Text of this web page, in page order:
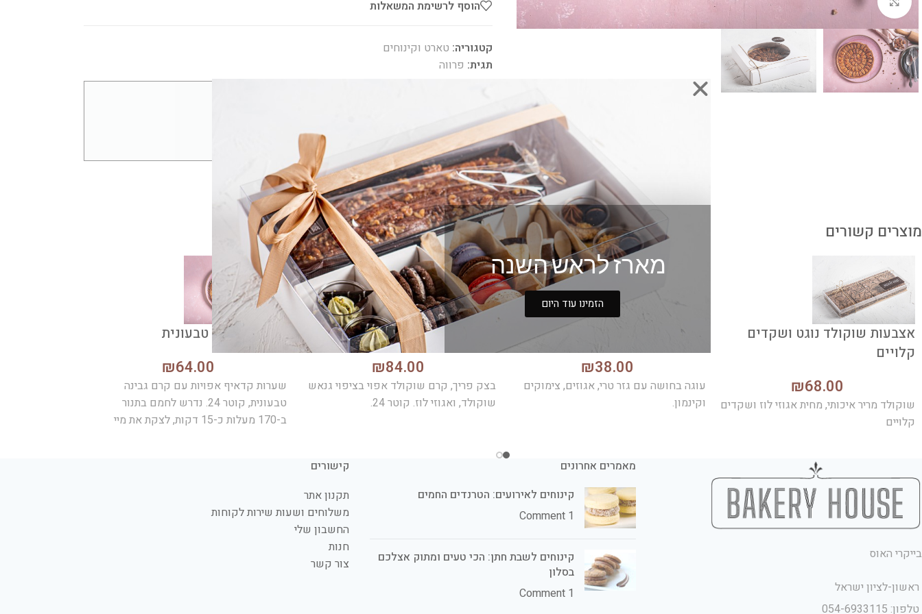
הוסף לרשימת המשאלות
קטגוריה: טארט וקינוחים
תגית: פרווה
ביצים, גלוטן (חיטה), סויה. אגוזים.
Share:
מוצרים קשורים
אצבעות שוקולד נוגט ושקדים
קלויים
₪68.00
שוקולד מריר איכותי, מחית אגוזי לוז ושקדים
קלויים
בחושה גזר
₪38.00
עוגה בחושה עם גזר טרי, אגוזים, צימוקים
וקינמון.
טארט שוקולד
₪84.00
בצק פריך, קרם שוקולד אפוי בציפוי גנאש
שוקולד, ואגוזי לוז. קוטר 24.
כנאפה גבינה טבעונית
₪64.00
שערות קדאיף אפויות עם קרם גבינה
טבעונית, קוטר 24. נדרש לחמם בתנור
ב-170 מעלות כ-15 דקות, לצקת את מיי
בייקרי האוס
ראשון-לציון ישראל
טלפון: 054-6933115
מאמרים אחרונים
קינוחים לאירועים: הטרנדים החמים
1 Comment
קינוחים לשבת חתן: הכי טעים ומתוק אצלכם
בסלון
1 Comment
קישורים
תקנון אתר
משלוחים ושעות שירות לקוחות
החשבון שלי
חנות
צור קשר
מארז לראש השנה
הזמינו עוד היום